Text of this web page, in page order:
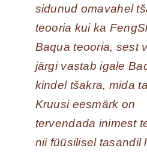
sidunud omavahel
teooria kui ka
Baqua teooria, sest
järgi vastab igale
kindel tšakra, mida
Kruusi eesmärk on
tervendada inimest
nii füüsilisel tasandil